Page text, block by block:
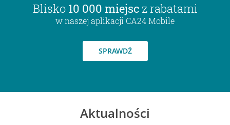
Blisko 10 000 miejsc z rabatami
w naszej aplikacji CA24 Mobile
SPRAWDŹ
Aktualności